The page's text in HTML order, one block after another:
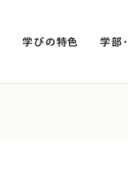
学びの特色 学部